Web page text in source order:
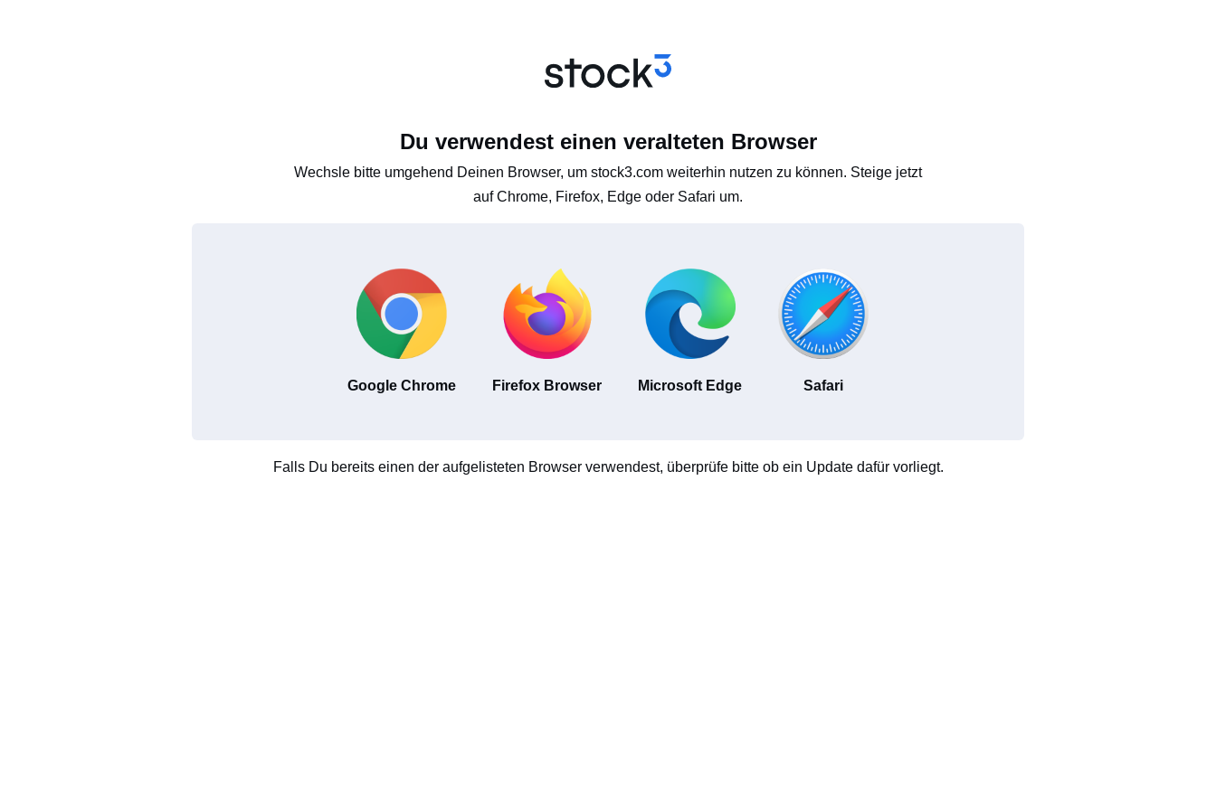
Du verwendest einen veralteten Browser
Wechsle bitte umgehend Deinen Browser, um stock3.com weiterhin nutzen zu können. Steige jetzt
auf Chrome, Firefox, Edge oder Safari um.
Google Chrome Firefox Browser Microsoft Edge Safari
Falls Du bereits einen der aufgelisteten Browser verwendest, überprüfe bitte ob ein Update dafür vorliegt.